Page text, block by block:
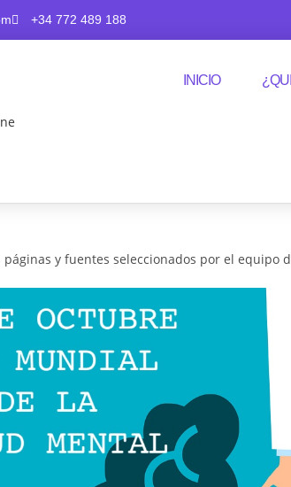
+34 772 489 188
INICIO
y fuentes seleccionados por el equipo